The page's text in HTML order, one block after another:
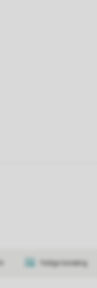
Veilige betaling